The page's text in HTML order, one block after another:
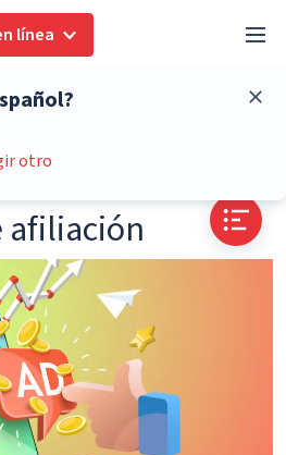
línea
otro catalogue
afiliación